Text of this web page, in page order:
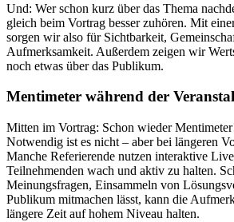
Und: Wer schon kurz über das Thema
gleich beim Vortrag besser zuhören. Mit
sorgen wir also für Sichtbarkeit,
Aufmerksamkeit. Außerdem zeigen wir
noch etwas über das Publikum.
Mentimeter während der
Mitten im Vortrag: Schon wieder
Notwendig ist es nicht – aber bei längeren
Manche Referierende nutzen interaktive
Teilnehmenden wach und aktiv zu halten.
Meinungsfragen, Einsammeln von
Publikum mitmachen lässt, kann die
längere Zeit auf hohem Niveau halten.